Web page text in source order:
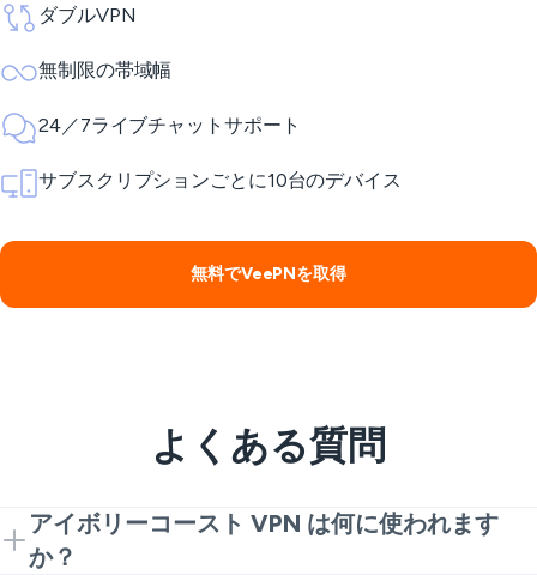
ダブルVPN
無制限の帯域幅
24／7ライブチャットサポート
サブスクリプションごとに10台のデバイス
無料でVeePNを取得
よくある質問
アイボリーコースト VPN は何に使われます
か？